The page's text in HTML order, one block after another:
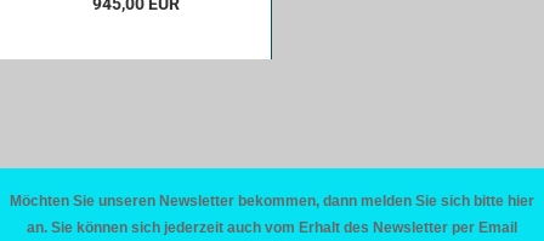
Möchten Sie unseren Newsletter bekommen, dann melden Sie sich bitte hier
an. Sie können sich jederzeit auch vom Erhalt des Newsletter per Email